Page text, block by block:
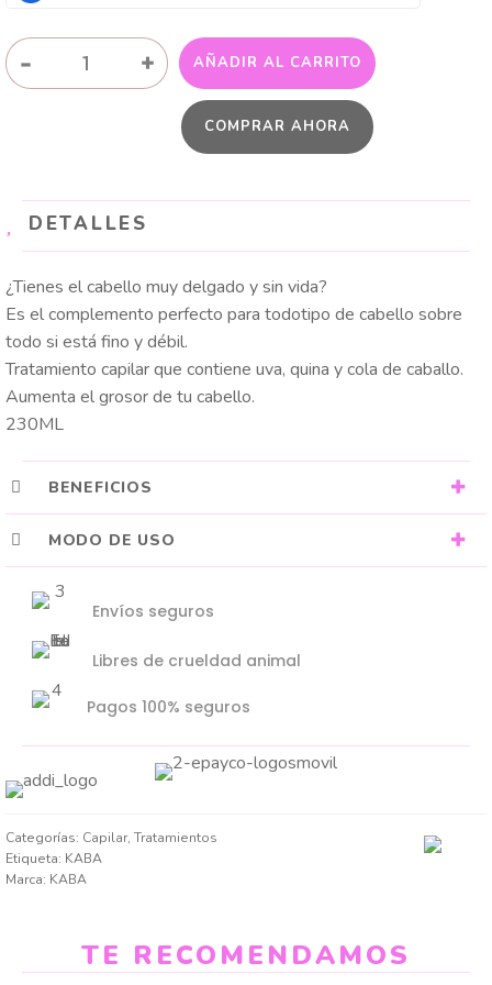
-
TRATAMIENTO
CAPILAR
+ AÑADIR AL CARRITO
COMPRAR AHORA
DETALLES
¿Tienes el cabello muy delgado y sin vida?
Es el complemento perfecto para todotipo de cabello sobre
todo si está fino y débil.
Tratamiento capilar que contiene uva, quina y cola de caballo.
Aumenta el grosor de tu cabello.
230ML
BENEFICIOS
MODO DE USO
Envíos seguros
Libres de crueldad animal
Pagos 100% seguros
Categorías: Capilar, Tratamientos
Etiqueta: KABA
Marca: KABA
TE RECOMENDAMOS